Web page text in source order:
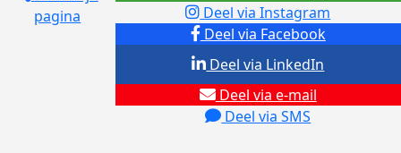
pagina
Deel via Facebook
Deel via Instagram
Deel via e-mail
Deel via SMS
Deel via LinkedIn